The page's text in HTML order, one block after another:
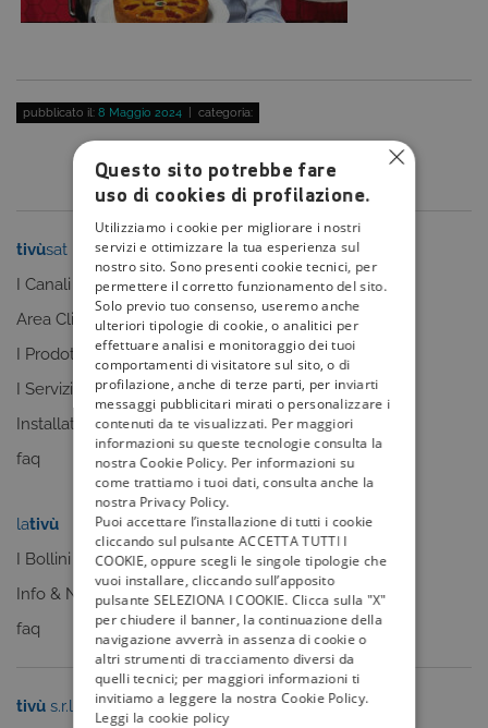
pubblicato il: 8 Maggio 2024 | categoria:
tivùsat
I Canali
Area Clienti
I Prodotti
I Servizi
Installatori
faq
tivùla guida
I programmi
I canali
La Guida +
faq
lativù
I Bollini
Info & News
faq
mytivù
tivù s.r.l.
Sei un editore?
Questo sito potrebbe fare
uso di cookies di profilazione.
Utilizziamo i cookie per migliorare i nostri
servizi e ottimizzare la tua esperienza sul
nostro sito. Sono presenti cookie tecnici, per
permettere il corretto funzionamento del sito.
Solo previo tuo consenso, useremo anche
ulteriori tipologie di cookie, o analitici per
effettuare analisi e monitoraggio dei tuoi
comportamenti di visitatore sul sito, o di
profilazione, anche di terze parti, per inviarti
messaggi pubblicitari mirati o personalizzare i
contenuti da te visualizzati. Per maggiori
informazioni su queste tecnologie consulta la
nostra Cookie Policy. Per informazioni su
come trattiamo i tuoi dati, consulta anche la
nostra Privacy Policy.
Puoi accettare l’installazione di tutti i cookie
cliccando sul pulsante ACCETTA TUTTI I
COOKIE, oppure scegli le singole tipologie che
vuoi installare, cliccando sull’apposito
pulsante SELEZIONA I COOKIE. Clicca sulla "X"
per chiudere il banner, la continuazione della
navigazione avverrà in assenza di cookie o
altri strumenti di tracciamento diversi da
quelli tecnici; per maggiori informazioni ti
invitiamo a leggere la nostra Cookie Policy.
Leggi la cookie policy